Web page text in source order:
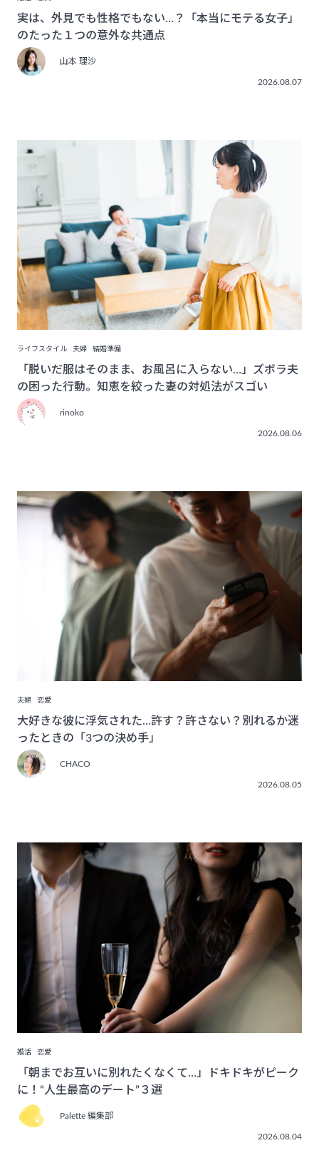
実は、外見でも性格でもない…？「本当にモテる女子」
のたった１つの意外な共通点
山本 理沙
2026.08.07
ライフスタイル 夫婦 結婚準備
「脱いだ服はそのまま、お風呂に入らない…」ズボラ夫
の困った行動。知恵を絞った妻の対処法がスゴい
rinoko
2026.08.06
夫婦 恋愛
大好きな彼に浮気された…許す？許さない？別れるか迷
ったときの「3つの決め手」
CHACO
2026.08.05
婚活 恋愛
「朝までお互いに別れたくなくて…」ドキドキがピーク
に！“人生最高のデート”３選
Palette 編集部
2026.08.04